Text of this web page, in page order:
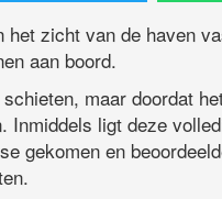
zicht van de haven
aan boord.
maar doordat
ligt deze
gekomen en